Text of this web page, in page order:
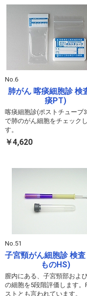
No.6
肺がん 喀痰細胞診 検
痰PT)
喀痰細胞診(ポストチューブ
で肺のがん細胞をチェック
す。
￥4,620
No.51
子宮頸がん細胞診 検査
ものHS)
膣内にある、子宮頸部およ
の細胞を5段階評価します。
ストとも言われています。